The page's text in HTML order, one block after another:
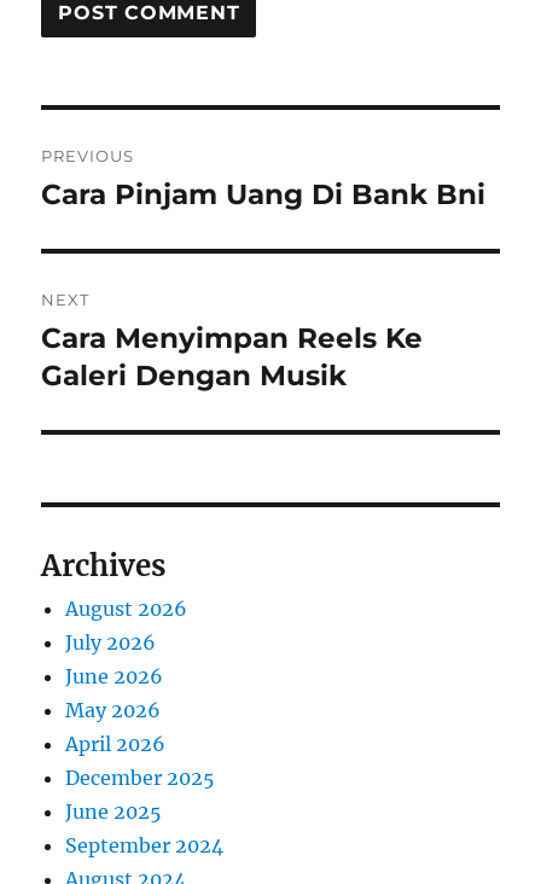
navigation
PREVIOUS
Previous
Cara Pinjam Uang Di Bank Bni
NEXT
Next
post:
Cara Menyimpan Reels Ke
Galeri Dengan Musik
Archives
August 2026
July 2026
June 2026
May 2026
April 2026
December 2025
June 2025
September 2024